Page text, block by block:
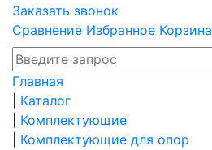
Заказать звонок
Сравнение Избранное Корзина
Главная
Каталог
Комплектующие
Комплектующие для опор